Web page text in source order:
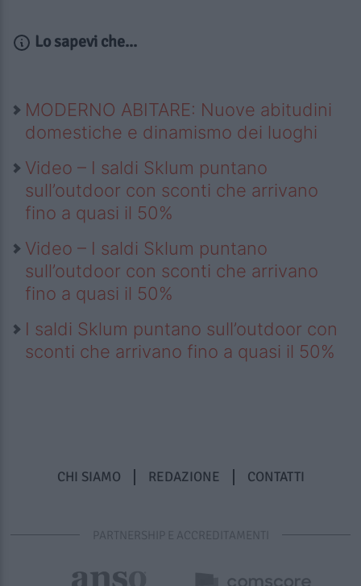
Lo sapevi che...
MODERNO ABITARE: Nuove abitudini
domestiche e dinamismo dei luoghi
Video – I saldi Sklum puntano
sull’outdoor con sconti che arrivano
fino a quasi il 50%
Video – I saldi Sklum puntano
sull’outdoor con sconti che arrivano
fino a quasi il 50%
I saldi Sklum puntano sull’outdoor con
sconti che arrivano fino a quasi il 50%
CHI SIAMO REDAZIONE CONTATTI
PARTNERSHIP E ACCREDITAMENTI